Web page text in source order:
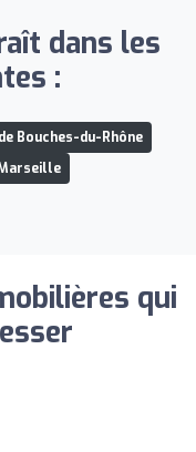
dans les
:
Bouches-du-Rhône
qui